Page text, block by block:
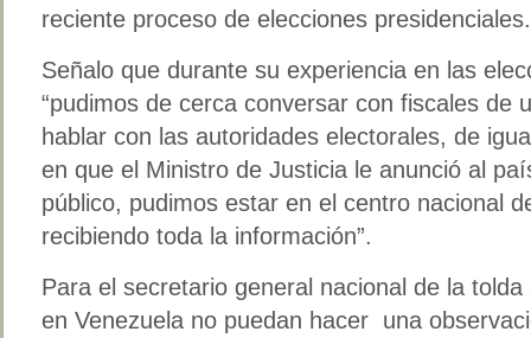
reciente proceso de elecciones presidenciales.
Señalo que durante su experiencia en las
“pudimos de cerca conversar con fiscales de
hablar con las autoridades electorales, de
en que el Ministro de Justicia le anunció al
público, pudimos estar en el centro nacional
recibiendo toda la información”.
Para el secretario general nacional de la
en Venezuela no puedan hacer una